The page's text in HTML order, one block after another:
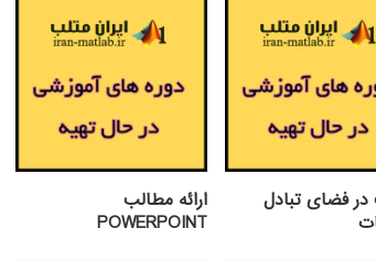
در فضای تبادل
ارائه مطالب
POWERPOINT